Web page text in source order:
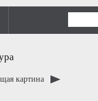
картина